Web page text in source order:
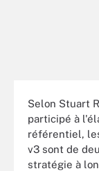
Selon Stuart
participé à
référentiel,
v3 sont de
stratégie à